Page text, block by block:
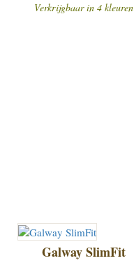
Verkrijgbaar in 4 kleuren
Galway SlimFit